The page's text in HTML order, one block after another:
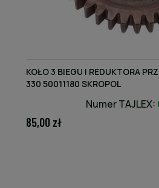
KOŁO 3 BIEGU I REDUKTORA
330 50011180 SKROPOL
Numer TAJLEX:
85,00 zł